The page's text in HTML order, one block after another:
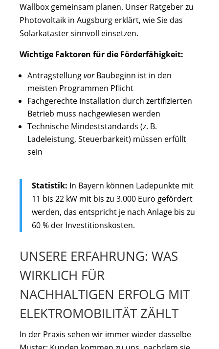
Wallbox gemeinsam planen. Unser Ratgeber zu
Photovoltaik in Augsburg erklärt, wie Sie das
Solarkataster sinnvoll einsetzen.
Wichtige Faktoren für die Förderfähigkeit:
AntragstellungvorBaubeginn ist in den
meisten Programmen Pflicht
Fachgerechte Installation durch zertifizierten
Betrieb muss nachgewiesen werden
Technische Mindeststandards (z. B.
Ladeleistung, Steuerbarkeit) müssen erfüllt
sein
Statistik: In Bayern können Ladepunkte mit
11 bis 22 kW mit bis zu 3.000 Euro gefördert
werden, das entspricht je nach Anlage bis zu
60 % der Investitionskosten.
UNSERE ERFAHRUNG: WAS
WIRKLICH FÜR
NACHHALTIGEN ERFOLG MIT
ELEKTROMOBILITÄT ZÄHLT
In der Praxis sehen wir immer wieder dasselbe